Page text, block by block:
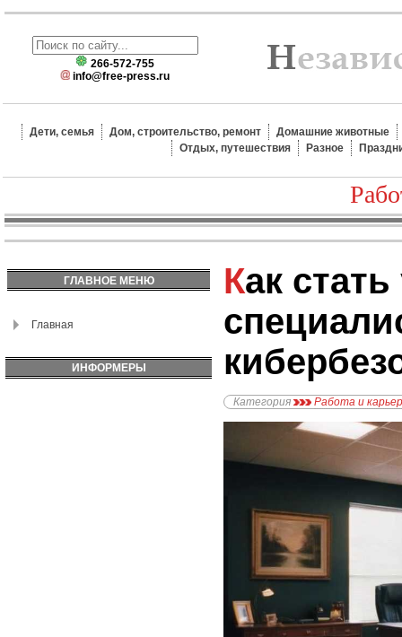
266-572-755
info@free-press.ru
Дети, семья Дом, строительство, ремонт
Домашние животные
Отдых, путешествия
Разное
ГЛАВНОЕ МЕНЮ
Главная
ИНФОРМЕРЫ
Как стать успешным IT-
Категория Работа и